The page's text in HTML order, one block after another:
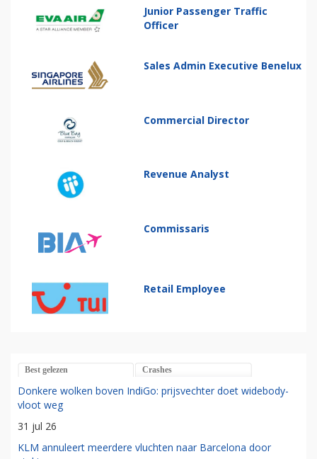
Junior Passenger Traffic
Officer
Sales Admin Executive Benelux
Commercial Director
Revenue Analyst
Commissaris
Retail Employee
Best gelezen Crashes
Donkere wolken boven IndiGo: prijsvechter doet widebody-
vloot weg
31 jul 26
KLM annuleert meerdere vluchten naar Barcelona door